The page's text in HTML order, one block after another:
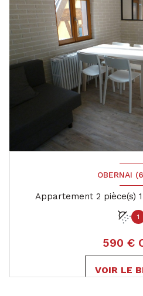
OBERNAI
1
590 €
VOIR LE